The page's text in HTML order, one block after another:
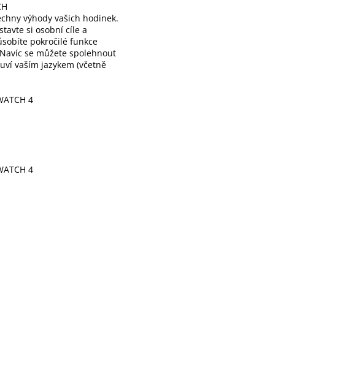
výhody vašich hodinek.
si osobní cíle a
pokročilé funkce
se můžete spolehnout
vaším jazykem (včetně
4
4